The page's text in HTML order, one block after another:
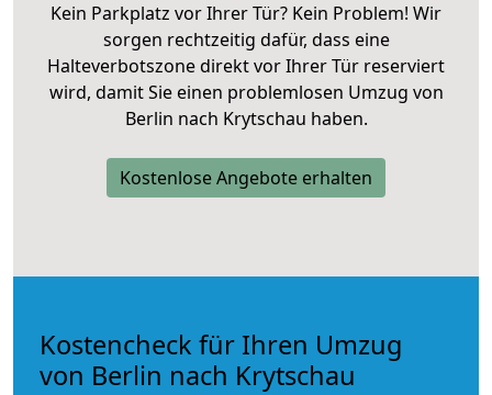
Kein Parkplatz vor Ihrer Tür? Kein Problem! Wir
sorgen rechtzeitig dafür, dass eine
Halteverbotszone direkt vor Ihrer Tür reserviert
wird, damit Sie einen problemlosen Umzug von
Berlin nach Krytschau haben.
Kostenlose Angebote erhalten
Kostencheck für Ihren Umzug
von Berlin nach Krytschau